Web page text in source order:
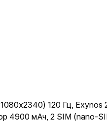
120 Гц,
4900 мАч, 2 SIM (nano-